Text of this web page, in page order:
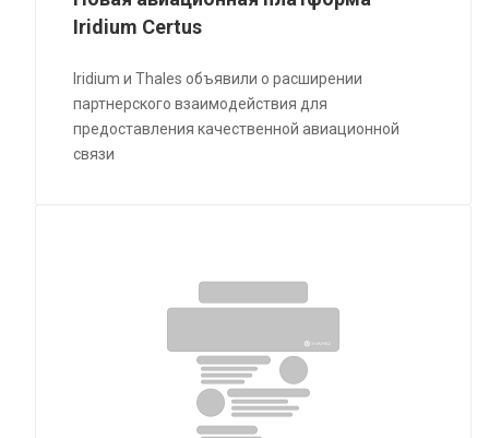
Iridium Certus
Iridium и Thales объявили о расширении
партнерского взаимодействия для
предоставления качественной авиационной
связи